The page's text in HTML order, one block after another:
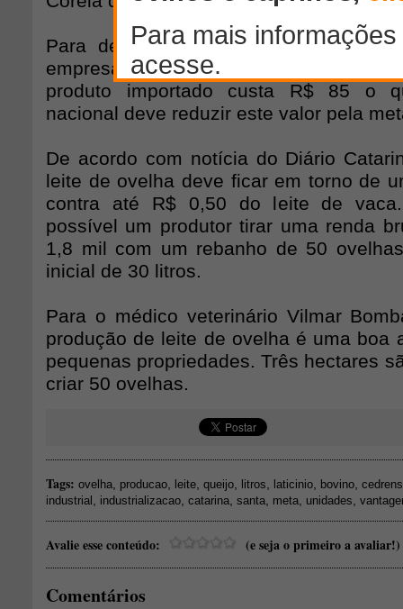
Para despertar o interesse do
empresa vai importar queijo de ovelha
produto importado custa R$ 85 o
nacional deve reduzir este valor pela
De acordo com notícia do Diário
leite de ovelha deve ficar em torno de
contra até R$ 0,50 do leite de
possível um produtor tirar uma renda
1,8 mil com um rebanho de 50
inicial de 30 litros.
Para o médico veterinário Vilmar
produção de leite de ovelha é uma boa
pequenas propriedades. Três hectares
criar 50 ovelhas.
Tags: ovelha producao leite queijo litros laticinio bovino
industrial
industrializacao catarina santa meta unidades
Avalie esse conteúdo: (e seja o primeiro a avaliar!)
Comentários